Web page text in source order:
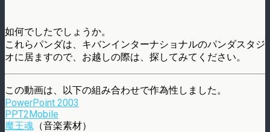
如何でしたでしょうか。
これらパンダは、キバンインターナショナルのパンダスタジ
オに居ますので、お越しの際は、探してみてください。
この動画は、以下の組み合わせで作為性しました。
PowerPoint 2003
PPT2Mobile
魔王魂 （音楽素材）